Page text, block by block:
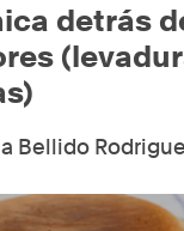
detrás
Bellido